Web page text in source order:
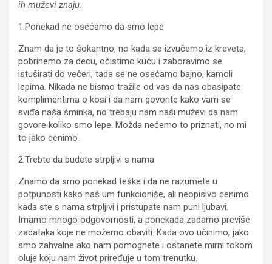
ih muževi znaju.
1.Ponekad ne osećamo da smo lepe
Znam da je to šokantno, no kada se izvučemo iz kreveta,
pobrinemo za decu, očistimo kuću i zaboravimo se
istuširati do večeri, tada se ne osećamo bajno, kamoli
lepima. Nikada ne bismo tražile od vas da nas obasipate
komplimentima o kosi i da nam govorite kako vam se
sviđa naša šminka, no trebaju nam naši muževi da nam
govore koliko smo lepe. Možda nećemo to priznati, no mi
to jako cenimo.
2.Trebte da budete strpljivi s nama
Znamo da smo ponekad teške i da ne razumete u
potpunosti kako naš um funkcioniše, ali neopisivo cenimo
kada ste s nama strpljivi i pristupate nam puni ljubavi.
Imamo mnogo odgovornosti, a ponekada zadamo previše
zadataka koje ne možemo obaviti. Kada ovo učinimo, jako
smo zahvalne ako nam pomognete i ostanete mirni tokom
oluje koju nam život priređuje u tom trenutku.